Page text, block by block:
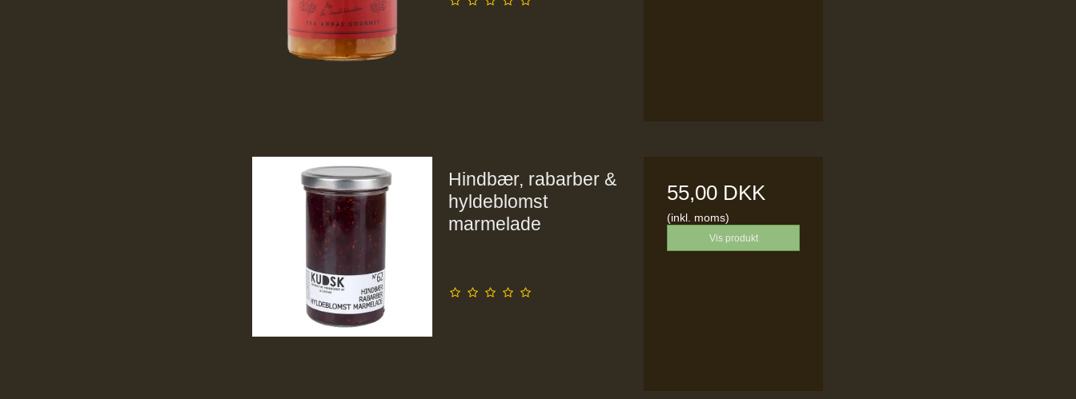
Hindbær, rabarber &
hyldeblomst
marmelade
55,00 DKK
(inkl. moms)
Vis produkt